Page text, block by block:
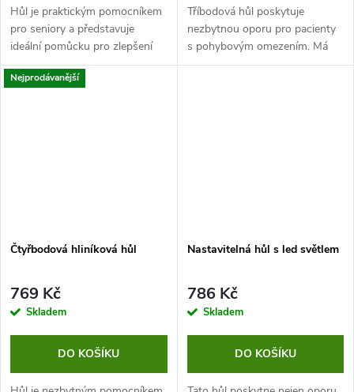
Hůl je praktickým pomocníkem
pro seniory a představuje
ideální pomůcku pro zlepšení
stability. V případě této hole
můžete navíc očekávat
Tříbodová hůl poskytuje
nezbytnou oporu pro pacienty
s pohybovým omezením. Má
nastavitelnou výšku,
Nejprodávanější
Čtyřbodová hliníková hůl
769 Kč
Skladem
DO KOŠÍKU
Nastavitelná hůl s led světlem
786 Kč
Skladem
DO KOŠÍKU